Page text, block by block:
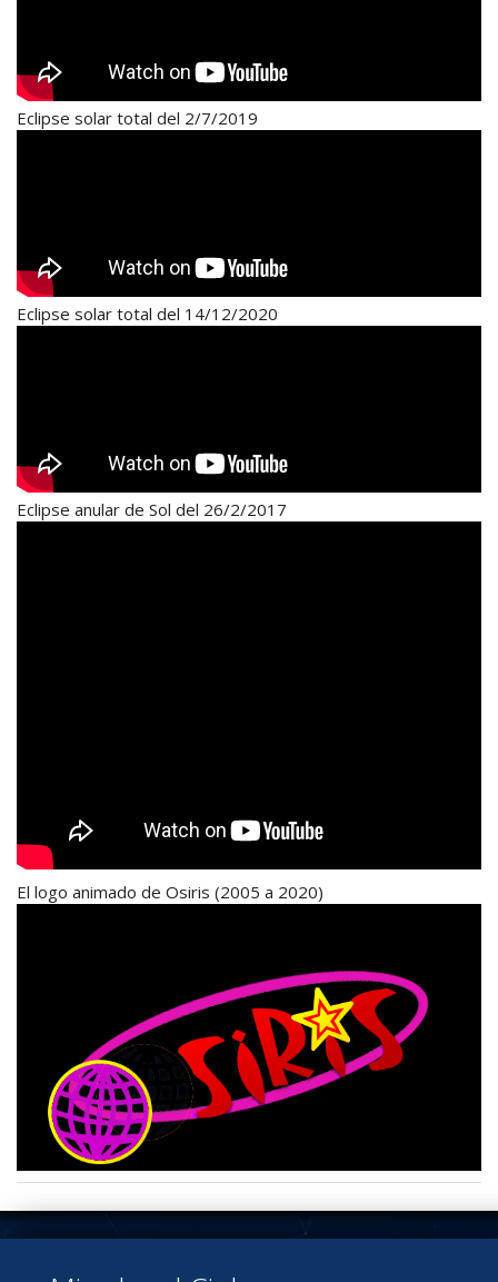
Eclipse solar total del 2/7/2019
Eclipse solar total del 14/12/2020
Eclipse anular de Sol del 26/2/2017
El logo animado de Osiris (2005 a 2020)